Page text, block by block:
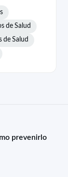
de Salud
de Salud
prevenirlo